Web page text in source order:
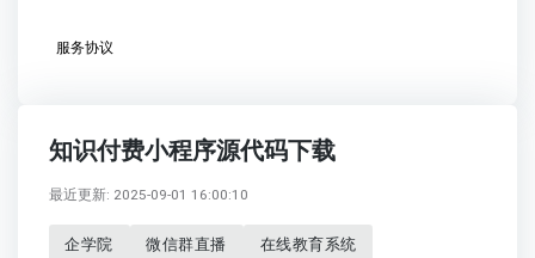
服务协议
知识付费小程序源代码下载
最近更新: 2025-09-01 16:00:10
企学院 微信群直播 在线教育系统